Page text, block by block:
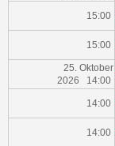
15:00
15:00
25. Oktober
2026 14:00
14:00
14:00